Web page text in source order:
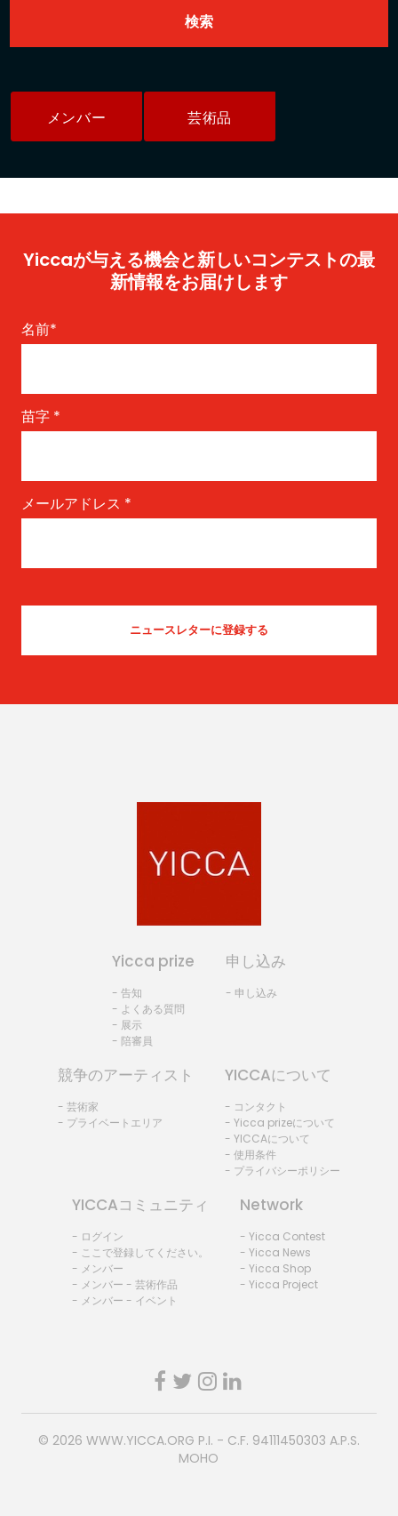
メンバー 芸術品
Yiccaが与える機会と新しいコンテストの最
新情報をお届けします
名前*
苗字 *
メールアドレス *
Yicca prize
- 告知
- よくある質問
- 展示
- 陪審員
申し込み
- 申し込み
競争のアーティスト
- 芸術家
- プライベートエリア
YICCAについて
- コンタクト
- Yicca prizeについて
- YICCAについて
- 使用条件
- プライバシーポリシー
YICCAコミュニティ
- ログイン
- ここで登録してください。
- メンバー
- メンバー - 芸術作品
- メンバー - イベント
Network
- Yicca Contest
- Yicca News
- Yicca Shop
- Yicca Project
© 2026 WWW.YICCA.ORG P.I. - C.F. 94111450303 A.P.S.
MOHO